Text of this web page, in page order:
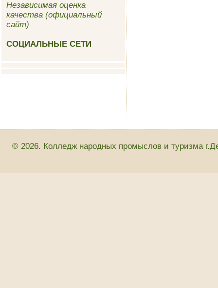
Независимая оценка
качества (официальный
сайт)
СОЦИАЛЬНЫЕ СЕТИ
© 2026. Колледж народных промыслов и туризма